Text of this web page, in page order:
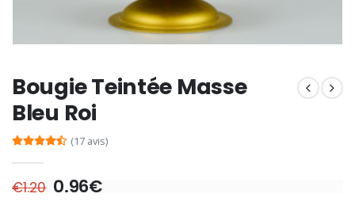
Eau de Lourdes 1 Litre
€12.00 €13.50
Bougie Teintée Masse
Bleu Roi
(17 avis)
€1.20 0.96€